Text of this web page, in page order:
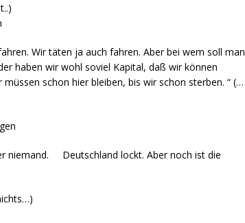
Wir täten ja auch fahren. Aber bei wem soll man
haben wir wohl soviel Kapital, daß wir können
schon hier bleiben, bis wir schon sterben. “ (…
niemand. Deutschland lockt. Aber noch ist die